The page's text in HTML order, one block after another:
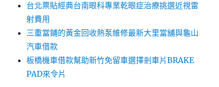
台北票貼經典台南眼科專業乾眼症治療挑選近視雷
射費用
三重當鋪的黃金回收熱泵維修最新大里當舖與龜山
汽車借款
板橋機車借款幫助新竹免留車選擇剎車片BRAKE
PAD來令片